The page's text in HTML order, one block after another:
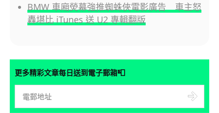
BMW 車廂熒幕強推蜘蛛俠電影廣告 車主怒
轟堪比 iTunes 送 U2 專輯翻版
更多精彩文章每日送到電子郵箱📮